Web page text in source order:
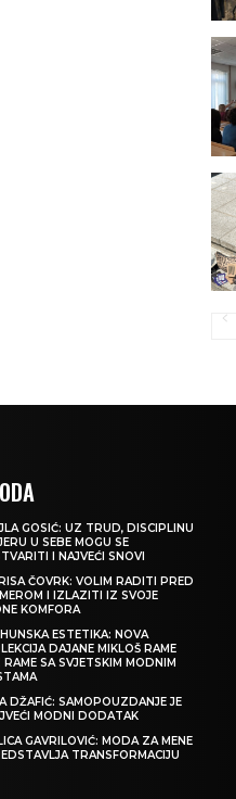
GOSIĆ: UZ TRUD, DISCIPLINU
U SEBE MOGU SE
I NAJVEĆI SNOVI
ČOVRK: VOLIM RADITI PRED
I IZLAZITI IZ SVOJE
KOMFORA
ESTETIKA: NOVA
DAJANE MIKLOŠ RAME
RAME SA SVJETSKIM MODNIM
DŽAFIĆ: SAMOPOUZDANJE JE
MODNI DODATAK
GAVRILOVIĆ: MODA ZA MENE
TRANSFORMACIJU